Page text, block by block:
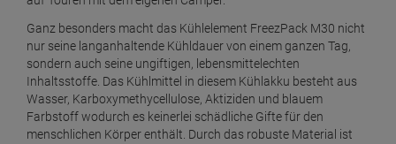
Ganz besonders macht das Kühlelement FreezPack M30 nicht
nur seine langanhaltende Kühldauer von einem ganzen Tag,
sondern auch seine ungiftigen, lebensmittelechten
Inhaltsstoffe. Das Kühlmittel in diesem Kühlakku besteht aus
Wasser, Karboxymethycellulose, Aktiziden und blauem
Farbstoff wodurch es keinerlei schädliche Gifte für den
menschlichen Körper enthält. Durch das robuste Material ist